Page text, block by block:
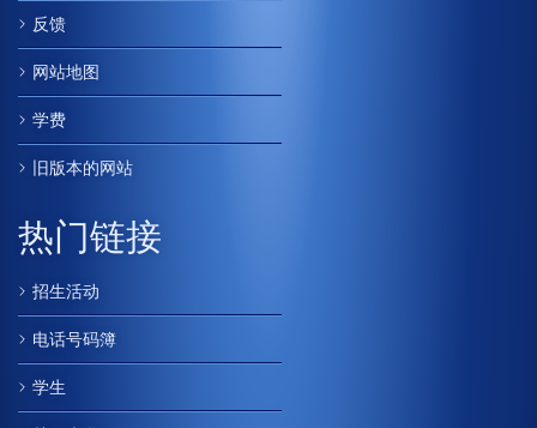
反馈
网站地图
学费
旧版本的网站
热门链接
招生活动
电话号码簿
学生